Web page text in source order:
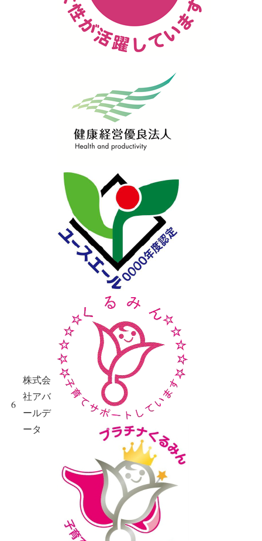
6
株式会
社アバ
ールデ
ータ